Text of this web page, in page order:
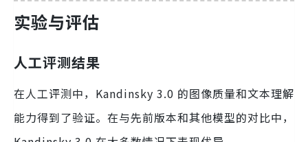
实验与评估
人工评测结果
在人工评测中，Kandinsky 3.0 的图像质量和文本理解
能力得到了验证。在与先前版本和其他模型的对比中，